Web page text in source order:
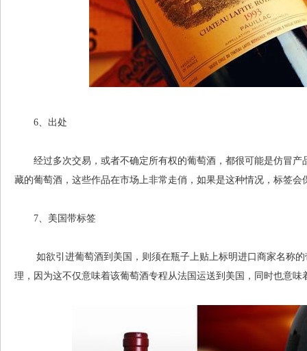
6、出处
经过多次交易，或者不确定所有权的葡萄酒，都很可能是仿冒产
藏的葡萄酒，这些作品在市场上非常走俏，如果是这种情况，标签会
7、美国带标签
如欲引进葡萄酒到美国，则须在瓶子上贴上标明进口商家名称的
理，因为这不仅意味着该葡萄酒专程从法国运送到美国，同时也意